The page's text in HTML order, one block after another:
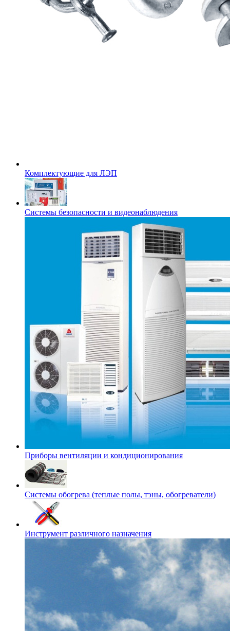
Комплектующие для ЛЭП
Системы безопасности и видеонаблюдения
Приборы вентиляции и кондиционирования
Системы обогрева (теплые полы, тэны, обогреватели)
Инструмент различного назначения